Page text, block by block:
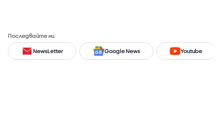
Последвайте ни
NewsLetter Google News Youtube